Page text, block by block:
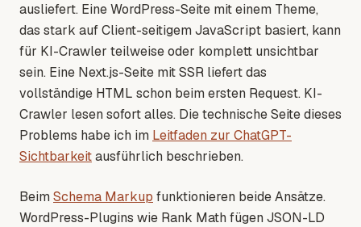
ausliefert. Eine WordPress-Seite mit einem Theme,
das stark auf Client-seitigem JavaScript basiert, kann
für KI-Crawler teilweise oder komplett unsichtbar
sein. Eine Next.js-Seite mit SSR liefert das
vollständige HTML schon beim ersten Request. KI-
Crawler lesen sofort alles. Die technische Seite dieses
Problems habe ich im Leitfaden zur ChatGPT-
Sichtbarkeitausführlich beschrieben.
BeimSchema Markup funktionieren beide Ansätze.
WordPress-Plugins wie Rank Math fügen JSON-LD